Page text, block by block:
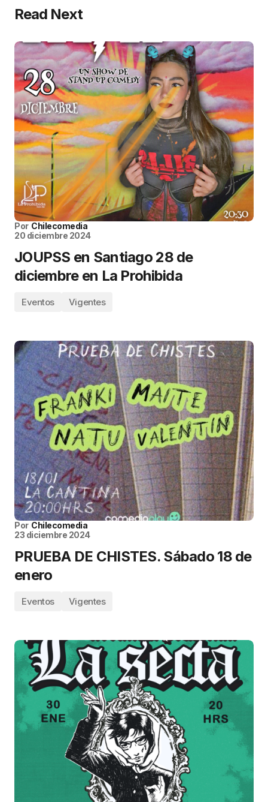
Read Next
Por Chilecomedia
20 diciembre 2024
JOUPSS en Santiago 28 de
diciembre en La Prohibida
Eventos Vigentes
Por Chilecomedia
23 diciembre 2024
PRUEBA DE CHISTES. Sábado 18 de
enero
Eventos Vigentes